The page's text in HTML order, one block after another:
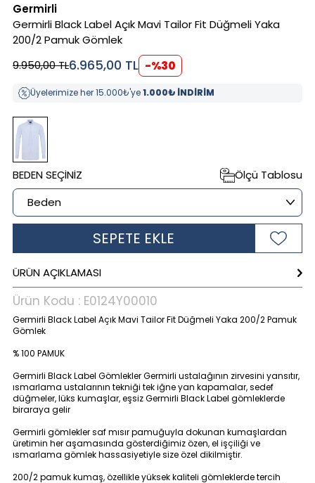
Germirli
Germirli Black Label Açık Mavi Tailor Fit Düğmeli Yaka
200/2 Pamuk Gömlek
9.950,00TL6.965,00 TL -%30
Üyelerimize her 15.000₺'ye1.000₺ İNDİRİM
BEDEN SEÇINIZ Ölçü Tablosu
SEPETE EKLE
ÜRÜN AÇIKLAMASI
Ürün Kodu : E0124Y00010
Germirli Black Label Açık Mavi Tailor Fit Düğmeli Yaka 200/2 Pamuk
Gömlek
% 100 PAMUK
Germirli Black Label Gömlekler Germirli ustalağının zirvesini yansıtır,
ısmarlama ustalarının tekniği tek iğne yan kapamalar, sedef
düğmeler, lüks kumaşlar, eşsiz Germirli Black Label gömleklerde
biraraya gelir
Germirli gömlekler saf mısır pamuğuyla dokunan kumaşlardan
üretimin her aşamasında gösterdiğimiz özen, el işçiliği ve
ısmarlama gömlek hassasiyetiyle size özel dikilmiştir.
200/2 pamuk kumaş, özellikle yüksek kaliteli gömleklerde tercih